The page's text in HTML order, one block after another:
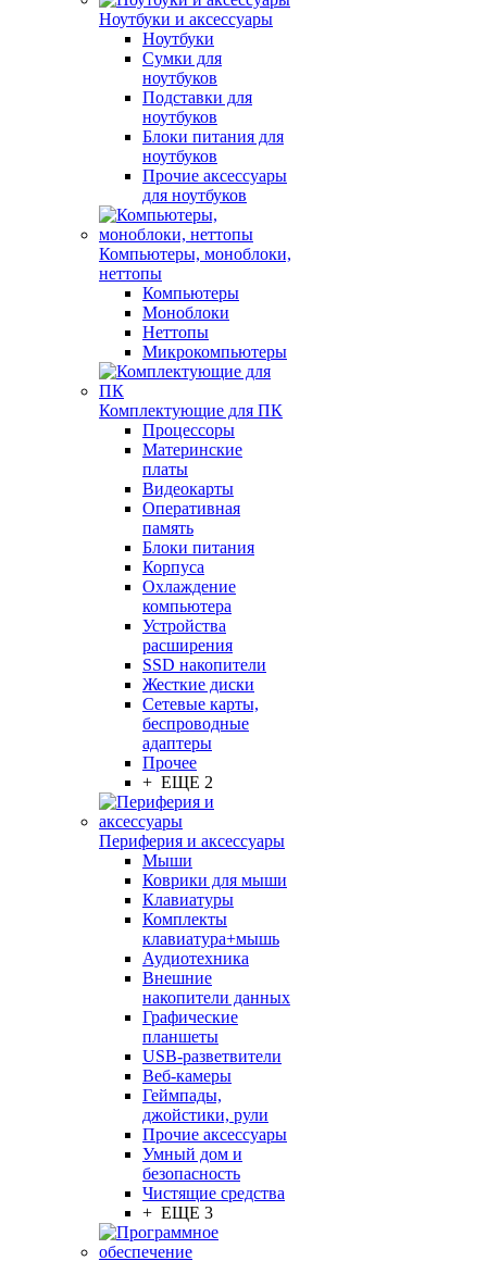
Ноутбуки и аксессуары
Ноутбуки
Сумки для
ноутбуков
Подставки для
ноутбуков
Блоки питания для
ноутбуков
Прочие аксессуары
для ноутбуков
Компьютеры, моноблоки,
неттопы
Компьютеры
Моноблоки
Неттопы
Микрокомпьютеры
Комплектующие для ПК
Процессоры
Материнские
платы
Видеокарты
Оперативная
память
Блоки питания
Корпуса
Охлаждение
компьютера
Устройства
расширения
SSD накопители
Жесткие диски
Сетевые карты,
беспроводные
адаптеры
Прочее
+ ЕЩЕ 2
Периферия и аксессуары
Мыши
Коврики для мыши
Клавиатуры
Комплекты
клавиатура+мышь
Аудиотехника
Внешние
накопители данных
Графические
планшеты
USB-разветвители
Веб-камеры
Геймпады,
джойстики, рули
Прочие аксессуары
Умный дом и
безопасность
Чистящие средства
+ ЕЩЕ 3